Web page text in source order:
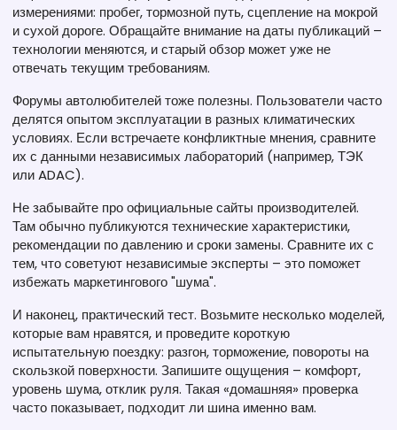
измерениями: пробег, тормозной путь, сцепление на мокрой
и сухой дороге. Обращайте внимание на даты публикаций –
технологии меняются, и старый обзор может уже не
отвечать текущим требованиям.
Форумы автолюбителей тоже полезны. Пользователи часто
делятся опытом эксплуатации в разных климатических
условиях. Если встречаете конфликтные мнения, сравните
их с данными независимых лабораторий (например, ТЭК
или ADAC).
Не забывайте про официальные сайты производителей.
Там обычно публикуются технические характеристики,
рекомендации по давлению и сроки замены. Сравните их с
тем, что советуют независимые эксперты – это поможет
избежать маркетингового "шума".
И наконец, практический тест. Возьмите несколько моделей,
которые вам нравятся, и проведите короткую
испытательную поездку: разгон, торможение, повороты на
скользкой поверхности. Запишите ощущения – комфорт,
уровень шума, отклик руля. Такая «домашняя» проверка
часто показывает, подходит ли шина именно вам.